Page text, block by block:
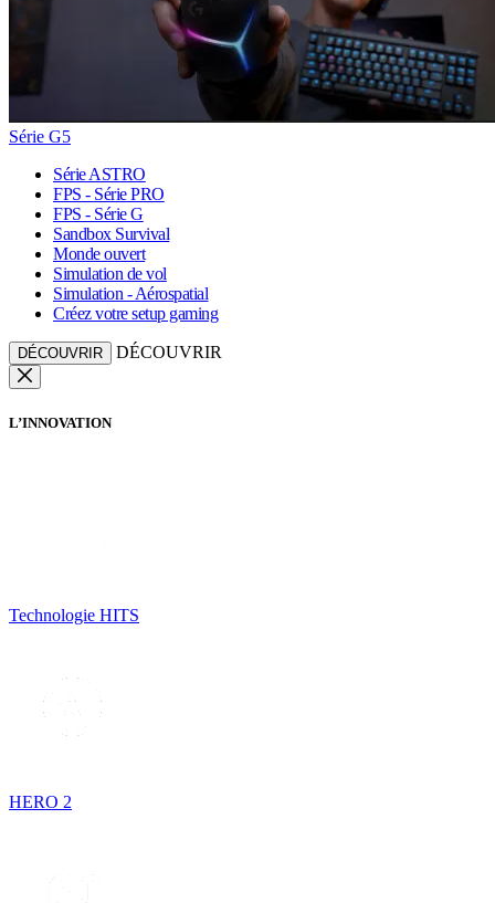
Série G5
Série ASTRO
FPS - Série PRO
FPS - Série G
Sandbox Survival
Monde ouvert
Simulation de vol
Simulation - Aérospatial
Créez votre setup gaming
DÉCOUVRIR DÉCOUVRIR
L’INNOVATION
Technologie HITS
HERO 2